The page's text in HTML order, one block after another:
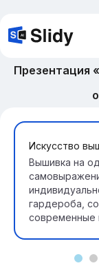
Презентация
Искусство
Вышивка на
гардероба,
современные